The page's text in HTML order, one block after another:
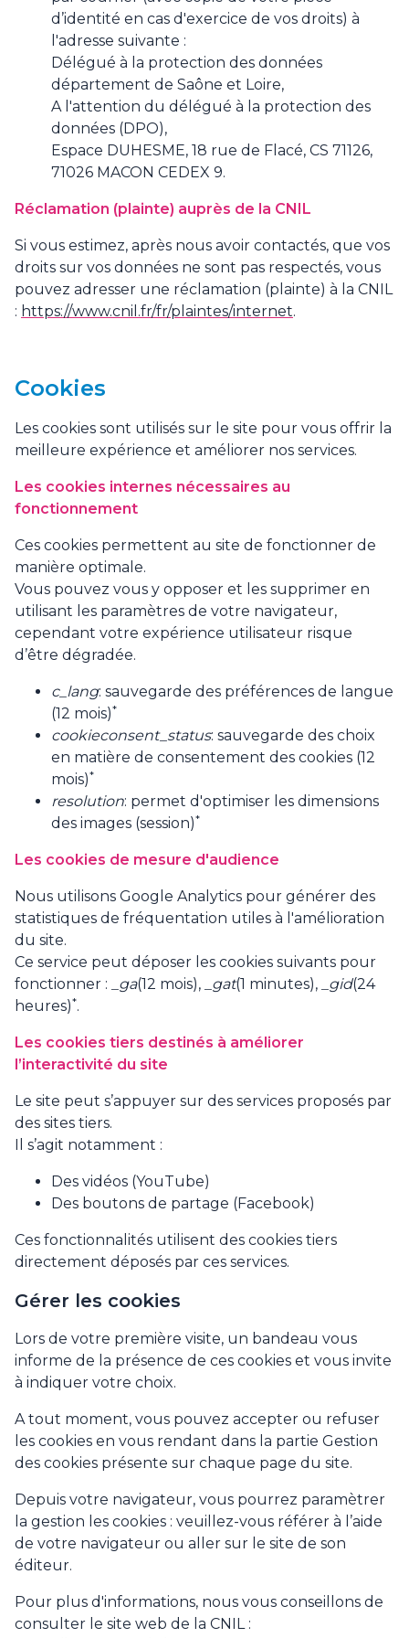
d’identité en cas d'exercice de vos droits) à
l'adresse suivante :
Délégué à la protection des données
département de Saône et Loire,
A l'attention du délégué à la protection des
données (DPO),
Espace DUHESME, 18 rue de Flacé, CS 71126,
71026 MACON CEDEX 9.
Réclamation (plainte) auprès de la CNIL
Si vous estimez, après nous avoir contactés, que vos
droits sur vos données ne sont pas respectés, vous
pouvez adresser une réclamation (plainte) à la CNIL
: https://www.cnil.fr/fr/plaintes/internet.
Cookies
Les cookies sont utilisés sur le site pour vous offrir la
meilleure expérience et améliorer nos services.
Les cookies internes nécessaires au
fonctionnement
Ces cookies permettent au site de fonctionner de
manière optimale.
Vous pouvez vous y opposer et les supprimer en
utilisant les paramètres de votre navigateur,
cependant votre expérience utilisateur risque
d’être dégradée.
c_lang: sauvegarde des préférences de langue
(12 mois)*
cookieconsent_status: sauvegarde des choix
en matière de consentement des cookies (12
mois)*
resolution: permet d'optimiser les dimensions
des images (session)*
Les cookies de mesure d'audience
Nous utilisons Google Analytics pour générer des
statistiques de fréquentation utiles à l'amélioration
du site.
Ce service peut déposer les cookies suivants pour
fonctionner :
_ga(12 mois), _gat(1 minutes), _gid(24
heures)*.
Les cookies tiers destinés à améliorer
l’interactivité du site
Le site peut s’appuyer sur des services proposés par
des sites tiers.
Il s’agit notamment :
Des vidéos (YouTube)
Des boutons de partage (Facebook)
Ces fonctionnalités utilisent des cookies tiers
directement déposés par ces services.
Gérer les cookies
Lors de votre première visite, un bandeau vous
informe de la présence de ces cookies et vous invite
à indiquer votre choix.
A tout moment, vous pouvez accepter ou refuser
les cookies en vous rendant dans la partie Gestion
des cookies présente sur chaque page du site.
Depuis votre navigateur, vous pourrez paramètrer
la gestion les cookies : veuillez-vous référer à l’aide
de votre navigateur ou aller sur le site de son
éditeur.
Pour plus d'informations, nous vous conseillons de
consulter le site web de la CNIL :